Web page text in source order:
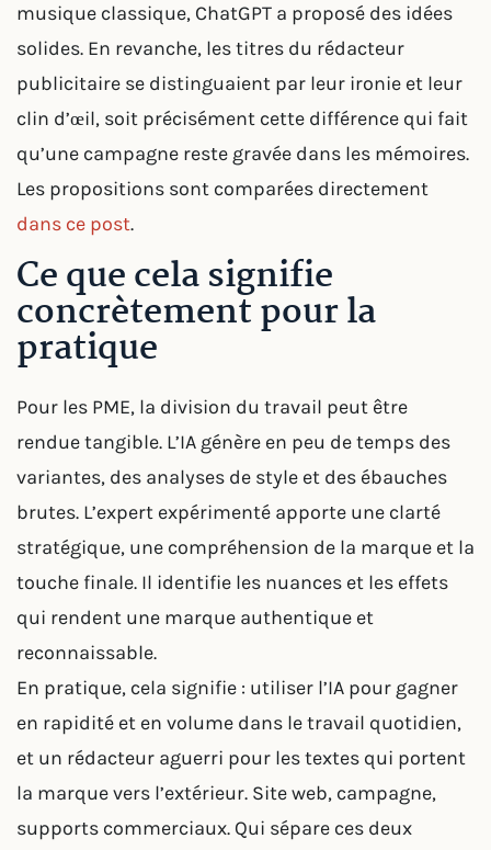
musique classique, ChatGPT a proposé des idées
solides. En revanche, les titres du rédacteur
publicitaire se distinguaient par leur ironie et leur
clin d’œil, soit précisément cette différence qui fait
qu’une campagne reste gravée dans les mémoires.
Les propositions sont comparées directement
dans ce post.
Ce que cela signifie
concrètement pour la
pratique
Pour les PME, la division du travail peut être
rendue tangible. L’IA génère en peu de temps des
variantes, des analyses de style et des ébauches
brutes. L’expert expérimenté apporte une clarté
stratégique, une compréhension de la marque et la
touche finale. Il identifie les nuances et les effets
qui rendent une marque authentique et
reconnaissable.
En pratique, cela signifie : utiliser l’IA pour gagner
en rapidité et en volume dans le travail quotidien,
et un rédacteur aguerri pour les textes qui portent
la marque vers l’extérieur. Site web, campagne,
supports commerciaux. Qui sépare ces deux